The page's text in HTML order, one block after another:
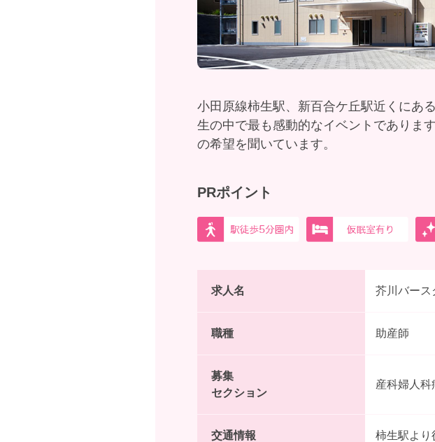
小田原線柿生駅、新百合ケ丘駅近くにあ
生の中で最も感動的なイベントでありま
の希望を聞いています。
PRポイント
求人名 芥川バー
職種 助産師
募集
セクション
交通情報
柿生駅より